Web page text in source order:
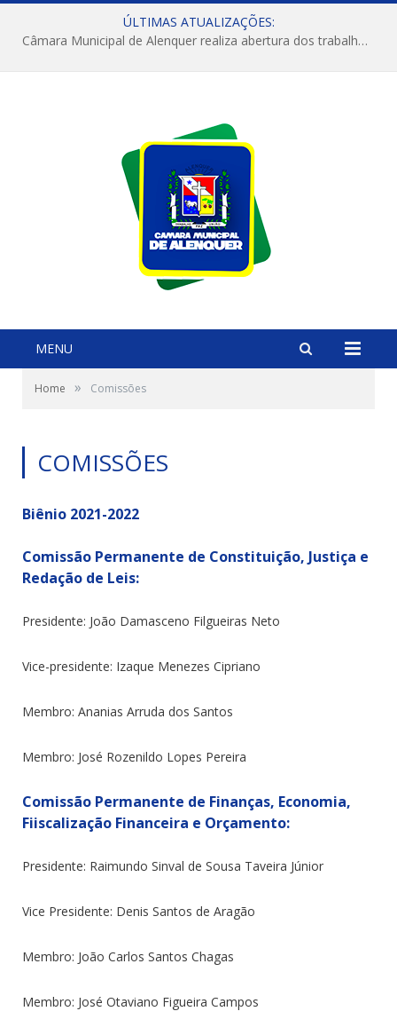
ÚLTIMAS ATUALIZAÇÕES:
Câmara Municipal de Alenquer realiza abertura dos trabalhos do 4º Período Legislativo
MENU
Home » Comissões
COMISSÕES
Biênio 2021-2022
Comissão Permanente de Constituição, Justiça e
Redação de Leis:
Presidente: João Damasceno Filgueiras Neto
Vice-presidente: Izaque Menezes Cipriano
Membro: Ananias Arruda dos Santos
Membro: José Rozenildo Lopes Pereira
Comissão Permanente de Finanças, Economia,
Fiiscalização Financeira e Orçamento:
Presidente: Raimundo Sinval de Sousa Taveira Júnior
Vice Presidente: Denis Santos de Aragão
Membro: João Carlos Santos Chagas
Membro: José Otaviano Figueira Campos